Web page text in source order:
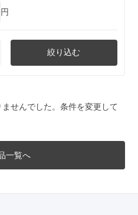
円
絞り込む
せんでした。条件を変更して
一覧へ